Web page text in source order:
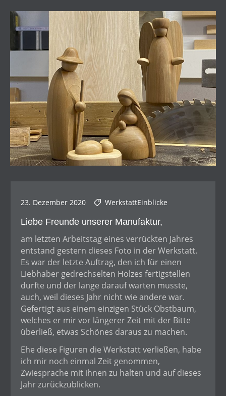
23. Dezember 2020 WerkstattEinblicke
Liebe Freunde unserer Manufaktur,
am letzten Arbeitstag eines verrückten Jahres
entstand gestern dieses Foto in der Werkstatt.
Es war der letzte Auftrag, den ich für einen
Liebhaber gedrechselten Holzes fertigstellen
durfte und der lange darauf warten musste,
auch, weil dieses Jahr nicht wie andere war.
Gefertigt aus einem einzigen Stück Obstbaum,
welches er mir vor längerer Zeit mit der Bitte
überließ, etwas Schönes daraus zu machen.
Ehe diese Figuren die Werkstatt verließen, habe
ich mir noch einmal Zeit genommen,
Zwiesprache mit ihnen zu halten und auf dieses
Jahr zurückzublicken.